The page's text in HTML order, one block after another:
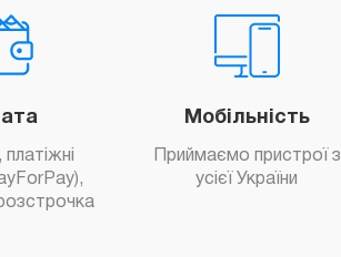
Мобільність
Приймаємо пристрої з
усієї України